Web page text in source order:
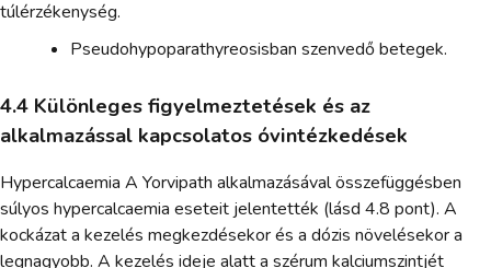
túlérzékenység.
Pseudohypoparathyreosisban szenvedő betegek.
4.4 Különleges figyelmeztetések és az
alkalmazással kapcsolatos óvintézkedések
Hypercalcaemia A Yorvipath alkalmazásával összefüggésben
súlyos hypercalcaemia eseteit jelentették (lásd 4.8 pont). A
kockázat a kezelés megkezdésekor és a dózis növelésekor a
legnagyobb. A kezelés ideje alatt a szérum kalciumszintjét